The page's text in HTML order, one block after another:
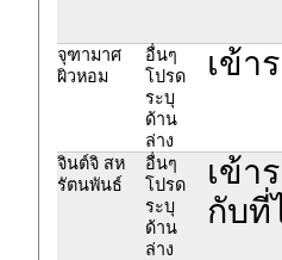
จุฑามาศ
ผิวหอม
อื่นๆ
โปรด
ระบุ
ด้าน
ล่าง
เข้า
จินต์จิ สห
รัตนพันธ์
อื่นๆ
โปรด
ระบุ
ด้าน
ล่าง
เข้า
กับที่